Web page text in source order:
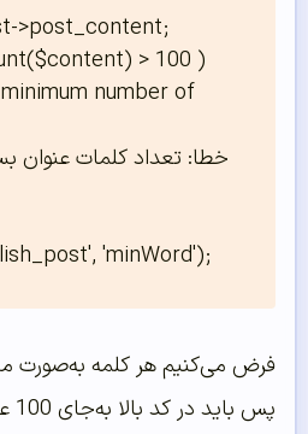
>post_content;
> 100 )
number of
'minWord');